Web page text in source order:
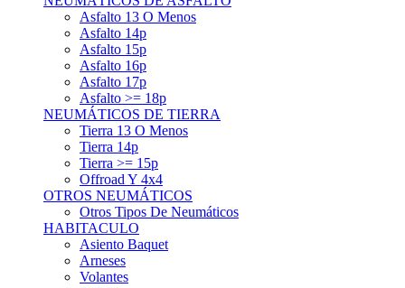
Asfalto 14p
Asfalto 15p
Asfalto 16p
Asfalto 17p
Asfalto >= 18p
NEUMÁTICOS DE TIERRA
Tierra 13 O Menos
Tierra 14p
Tierra >= 15p
Offroad Y 4x4
OTROS NEUMÁTICOS
Otros Tipos De Neumáticos
HABITACULO
Asiento Baquet
Arneses
Volantes
Pedales